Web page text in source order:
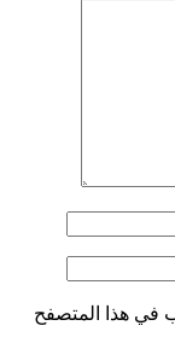
في هذا المتصفح